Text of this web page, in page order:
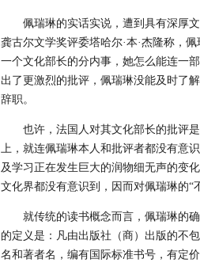
佩瑞琳的实话实说，遭到具有深厚文
龚古尔文学奖评委塔哈尔·本·杰隆称，
一个文化部长的分内事，她怎么能连一
出了更激烈的批评，佩瑞琳没能及时了
辞职。
也许，法国人对其文化部长的批评是
上，就连佩瑞琳本人和批评者都没有意
及学习正在发生巨大的润物细无声的变
文化界都没有意识到，因而对佩瑞琳的“
就传统的读书概念而言，佩瑞琳的确
的定义是：凡由出版社（商）出版的不
名和著者名，编有国际标准书号，有定